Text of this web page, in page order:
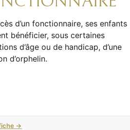
d’un fonctionnaire, ses enfants
bénéficier, sous certaines
d’âge ou de handicap, d’une
d’orphelin.
→